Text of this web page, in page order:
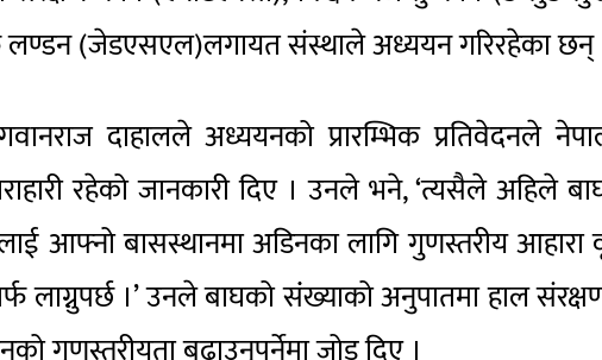
(जेडएसएल)लगायत संस्थाले अध्ययन गरिरहेका छन्
दाहालले अध्ययनको प्रारम्भिक प्रतिवेदनले
रहेको जानकारी दिए । उनले भने, ‘त्यसैले अहिले
आफ्नो बासस्थानमा अडिनका लागि गुणस्तरीय आहारा
लाग्नुपर्छ ।’ उनले बाघको संंख्याको अनुपातमा हाल